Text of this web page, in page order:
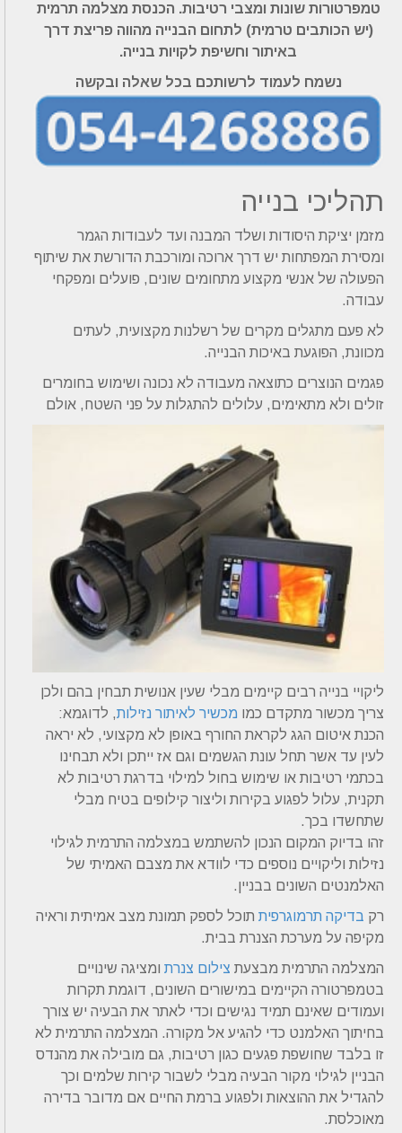
טמפרטורות שונות ומצבי רטיבות. הכנסת מצלמה תרמית
(יש הכותבים טרמית) לתחום הבנייה מהווה פריצת דרך
באיתור וחשיפת לקויות בנייה.
נשמח לעמוד לרשותכם בכל שאלה ובקשה
תהליכי בנייה
מזמן יציקת היסודות ושלד המבנה ועד לעבודות הגמר
ומסירת המפתחות יש דרך ארוכה ומורכבת הדורשת את שיתוף
הפעולה של אנשי מקצוע מתחומים שונים, פועלים ומפקחי
עבודה.
לא פעם מתגלים מקרים של רשלנות מקצועית, לעתים
מכוונת, הפוגעת באיכות הבנייה.
פגמים הנוצרים כתוצאה מעבודה לא נכונה ושימוש בחומרים
זולים ולא מתאימים, עלולים להתגלות על פני השטח, אולם
ליקויי בנייה רבים קיימים מבלי שעין אנושית תבחין בהם ולכן
צריך מכשור מתקדם כמו מכשיר לאיתור נזילות, לדוגמא:
הכנת איטום הגג לקראת החורף באופן לא מקצועי, לא יראה
לעין עד אשר תחל עונת הגשמים וגם אז ייתכן ולא תבחינו
בכתמי רטיבות או שימוש בחול למילוי בדרגת רטיבות לא
תקנית, עלול לפגוע בקירות וליצור קילופים בטיח מבלי
שתחשדו בכך.
זהו בדיוק המקום הנכון להשתמש במצלמה התרמית לגילוי
נזילות וליקויים נוספים כדי לוודא את מצבם האמיתי של
האלמנטים השונים בבניין.
רק בדיקה תרמוגרפית תוכל לספק תמונת מצב אמיתית וראיה
מקיפה על מערכת הצנרת בבית.
המצלמה התרמית מבצעת צילום צנרת ומציגה שינויים
בטמפרטורה הקיימים במישורים השונים, דוגמת תקרות
ועמודים שאינם תמיד נגישים וכדי לאתר את הבעיה יש צורך
בחיתוך האלמנט כדי להגיע אל מקורה. המצלמה התרמית לא
זו בלבד שחושפת פגעים כגון רטיבות, גם מובילה את מהנדס
הבניין לגילוי מקור הבעיה מבלי לשבור קירות שלמים וכך
להגדיל את ההוצאות ולפגוע ברמת החיים אם מדובר בדירה
מאוכלסת.